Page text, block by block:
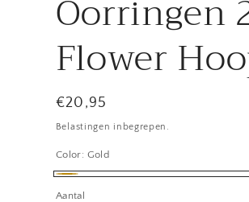
Oorringen
Flower
Normale
prijs
€20,95
Belastingen inbegrepen.
Color: Gold
Aantal